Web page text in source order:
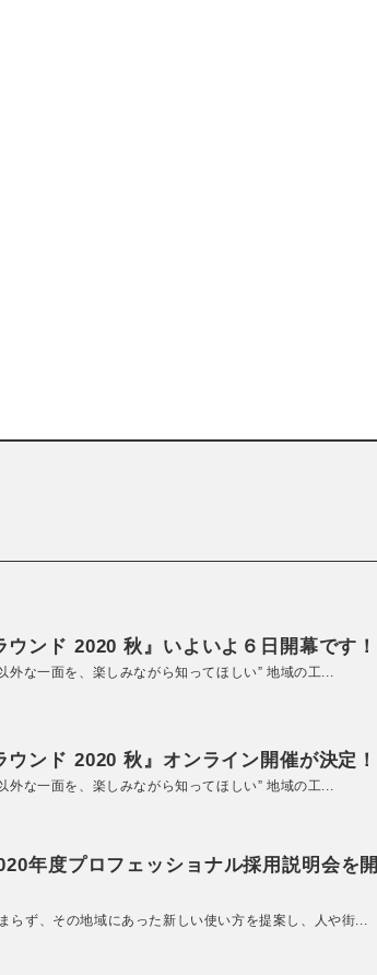
ウンド 2020 秋』いよいよ６日開幕です！
な一面を、楽しみながら知ってほしい” 地域の工...
ウンド 2020 秋』オンライン開催が決定！
な一面を、楽しみながら知ってほしい” 地域の工...
年度プロフェッショナル採用説明会を開
らず、その地域にあった新しい使い方を提案し、人や街...